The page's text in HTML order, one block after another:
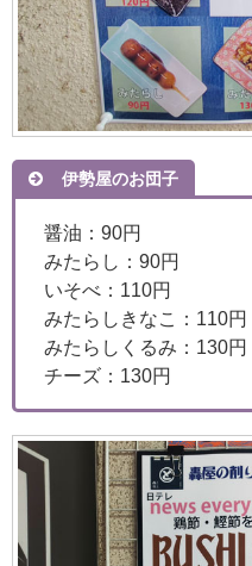
伊勢屋のお団子
醤油：90円
みたらし：90円
いそべ：110円
みたらしきなこ：110円
みたらしくるみ：130円
チーズ：130円